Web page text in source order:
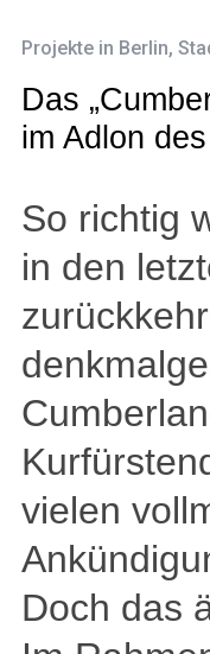
Projekte in Berlin,
Das
im Adlon
So richtig
in den
vielen
Doch das